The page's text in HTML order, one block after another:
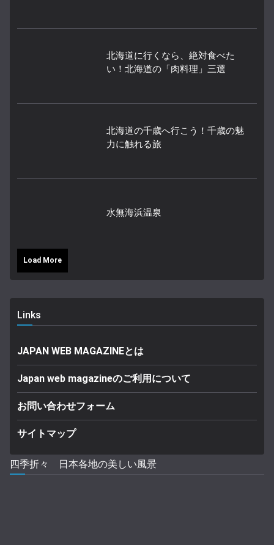
北海道に行くなら、絶対食べた
い！北海道の「肉料理」三選
北海道の千歳へ行こう！千歳の魅
力に触れる旅
水無海浜温泉
Load More
Links
JAPAN WEB MAGAZINEとは
Japan web magazineのご利用について
お問い合わせフォーム
サイトマップ
四季折々 日本各地の美しい風景